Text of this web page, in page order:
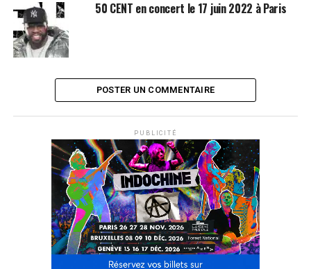
50 CENT en concert le 17 juin 2022 à Paris
POSTER UN COMMENTAIRE
PUBLICITÉ